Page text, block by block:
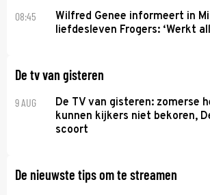
08:45
Wilfred Genee informeert in
liefdesleven Frogers: ‘Werkt
De tv van gisteren
9 AUG
De TV van gisteren: zomerse
kunnen kijkers niet bekoren,
scoort
De nieuwste tips om te streamen